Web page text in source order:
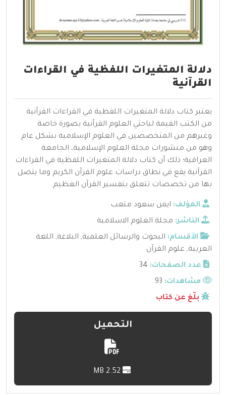
دلالة المتغيرات اللفظية في القراءات
القرآنية
يعتبر كتاب دلالة المتغيرات اللفظية في القراءات القرآنية
من الكتب القيمة لباحثي العلوم القرآنية بصورة خاصة
وغيرهم من المتخصصين في العلوم الإسلامية بشكل عام
وهو من منشورات مجلة العلوم الإسلامية، الجامعة
العراقية؛ ذلك أن كتاب دلالة المتغيرات اللفظية في القراءات
القرآنية يقع في نطاق دراسات علوم القرآن الكريم وما يتصل
بها من تخصصات تتعلق بتفسير القرآن العظيم.
المؤلف: ايمن سعود متعب
الناشر: مجلة العلوم الاسلامية
الأقسام: البحوث والرسائل العلمية, البلاغة, اللغة
العربية, علوم القرآن
عدد الصفحات: 34
مشاهدات:
بلّغ عن كتاب
التحميل